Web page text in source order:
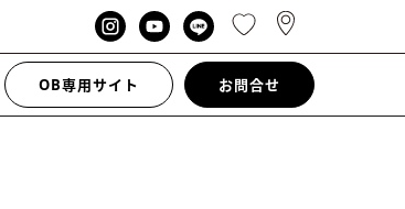
OB専用サイト お問合せ